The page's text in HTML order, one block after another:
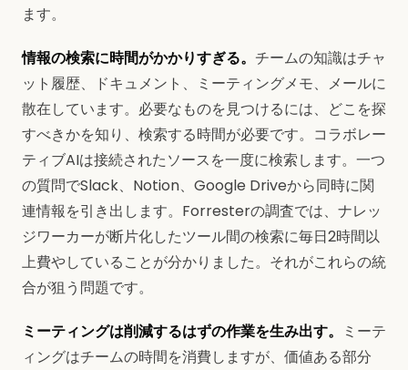
ます。
情報の検索に時間がかかりすぎる。 チームの知識はチャ
ット履歴、ドキュメント、ミーティングメモ、メールに
散在しています。必要なものを見つけるには、どこを探
すべきかを知り、検索する時間が必要です。コラボレー
ティブAIは接続されたソースを一度に検索します。一つ
の質問でSlack、Notion、Google Driveから同時に関
連情報を引き出します。Forresterの調査では、ナレッ
ジワーカーが断片化したツール間の検索に毎日2時間以
上費やしていることが分かりました。それがこれらの統
合が狙う問題です。
ミーティングは削減するはずの作業を生み出す。
ミーテ
ィングはチームの時間を消費しますが、価値ある部分